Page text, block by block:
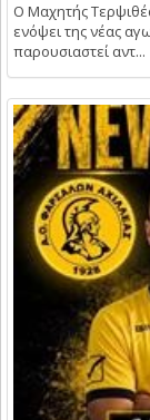
Ο Μαχητής
ενόψει της νέας
παρουσιαστεί αντ...